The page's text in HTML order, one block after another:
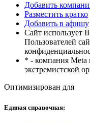
Добавить
Разместить кратко
Добавить в афишу
Сайт использует
Пользователей
* - компания Meta
экстремистской
Оптимизирован для
Единая справочная: